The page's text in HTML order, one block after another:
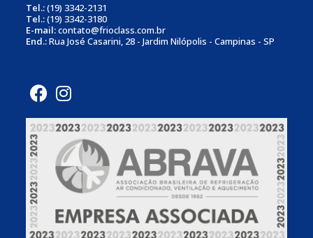
Tel.:(19) 3342-2131
Tel.:(19) 3342-3180
E-mail:contato@frioclass.com.br
End.:Rua José Casarini, 28 - Jardim Nilópolis - Campinas - SP